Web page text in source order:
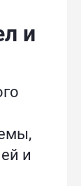
и
и